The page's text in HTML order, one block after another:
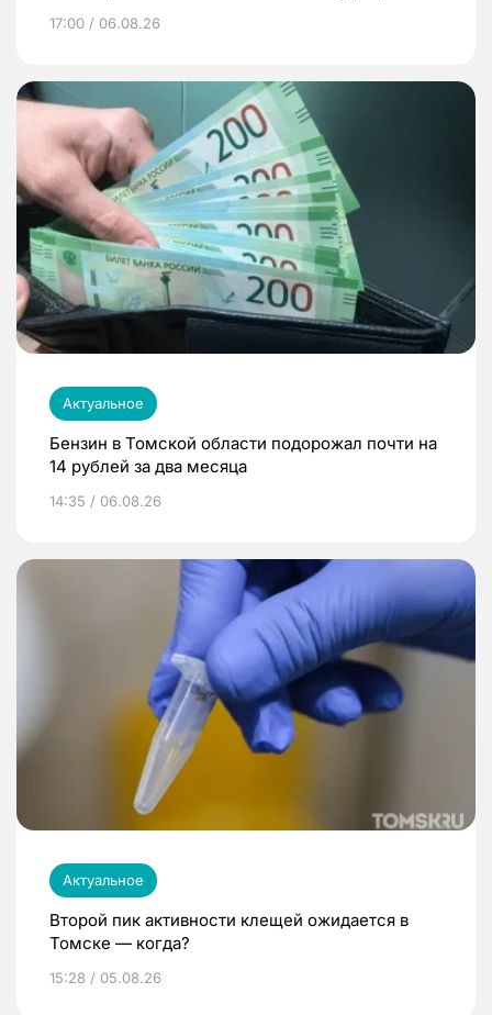
17:00 / 06.08.26
Актуальное
Бензин в Томской области подорожал почти на
14 рублей за два месяца
14:35 / 06.08.26
Актуальное
Второй пик активности клещей ожидается в
Томске — когда?
15:28 / 05.08.26